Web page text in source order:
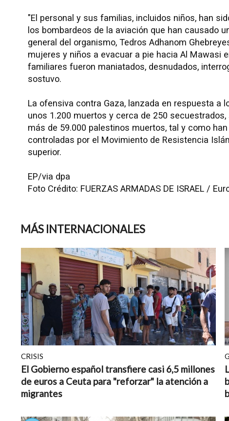
"El personal y sus familias, incluidos niños, han
los bombardeos de la aviación que han causado
general del organismo, Tedros Adhanom
mujeres y niños a evacuar a pie hacia Al Mawasi
familiares fueron maniatados, desnudados,
sostuvo.
La ofensiva contra Gaza, lanzada en respuesta a
unos 1.200 muertos y cerca de 250
más de 59.000 palestinos muertos, tal y como
controladas por el Movimiento de Resistencia
superior.
EP/via dpa
Foto Crédito: FUERZAS ARMADAS DE ISRAEL /
MÁS INTERNACIONALES
CRISIS
El Gobierno español transfiere casi 6,5 millones
de euros a Ceuta para "reforzar" la atención a
migrantes